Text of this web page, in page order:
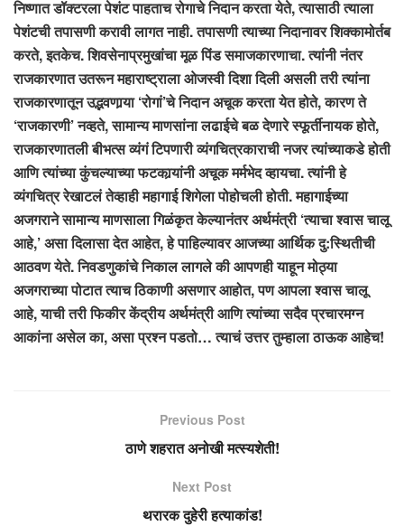
निष्णात डॉक्टरला पेशंट पाहताच रोगाचे निदान करता येते, त्यासाठी त्याला
पेशंटची तपासणी करावी लागत नाही. तपासणी त्याच्या निदानावर शिक्कामोर्तब
करते, इतकेच. शिवसेनाप्रमुखांचा मूळ पिंड समाजकारणाचा. त्यांनी नंतर
राजकारणात उतरून महाराष्ट्राला ओजस्वी दिशा दिली असली तरी त्यांना
राजकारणातून उद्भवणार्‍या ‘रोगां’चे निदान अचूक करता येत होते, कारण ते
‘राजकारणी’ नव्हते, सामान्य माणसांना लढाईचे बळ देणारे स्फूर्तीनायक होते,
राजकारणातली बीभत्स व्यंगं टिपणारी व्यंगचित्रकाराची नजर त्यांच्याकडे होती
आणि त्यांच्या कुंचल्याच्या फटकार्‍यांनी अचूक मर्मभेद व्हायचा. त्यांनी हे
व्यंगचित्र रेखाटलं तेव्हाही महागाई शिगेला पोहोचली होती. महागाईच्या
अजगराने सामान्य माणसाला गिळंकृत केल्यानंतर अर्थमंत्री ‘त्याचा श्वास चालू
आहे,’ असा दिलासा देत आहेत, हे पाहिल्यावर आजच्या आर्थिक दु:स्थितीची
आठवण येते. निवडणुकांचे निकाल लागले की आपणही याहून मोठ्या
अजगराच्या पोटात त्याच ठिकाणी असणार आहोत, पण आपला श्वास चालू
आहे, याची तरी फिकीर केंद्रीय अर्थमंत्री आणि त्यांच्या सदैव प्रचारमग्न
आकांना असेल का, असा प्रश्न पडतो… त्याचं उत्तर तुम्हाला ठाऊक आहेच!
Previous Post
ठाणे शहरात अनोखी मत्स्यशेती!
Next Post
थरारक दुहेरी हत्याकांड!